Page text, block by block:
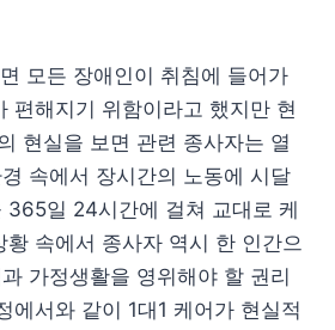
모든 장애인이 취침에 들어가
편해지기 위함이라고 했지만 현
현실을 보면 관련 종사자는 열
속에서 장시간의 노동에 시달
365일 24시간에 걸쳐 교대로 케
황 속에서 종사자 역시 한 인간으
가정생활을 영위해야 할 권리
에서와 같이 1대1 케어가 현실적